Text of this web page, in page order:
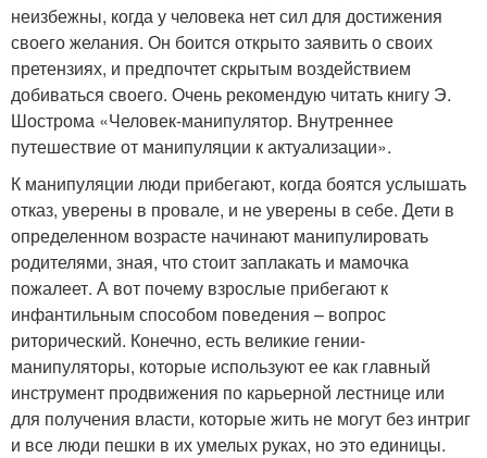
неизбежны, когда у человека нет сил для достижения
своего желания. Он боится открыто заявить о своих
претензиях, и предпочтет скрытым воздействием
добиваться своего. Очень рекомендую читать книгу Э.
Шострома «Человек-манипулятор. Внутреннее
путешествие от манипуляции к актуализации».
К манипуляции люди прибегают, когда боятся услышать
отказ, уверены в провале, и не уверены в себе. Дети в
определенном возрасте начинают манипулировать
родителями, зная, что стоит заплакать и мамочка
пожалеет. А вот почему взрослые прибегают к
инфантильным способом поведения – вопрос
риторический. Конечно, есть великие гении-
манипуляторы, которые используют ее как главный
инструмент продвижения по карьерной лестнице или
для получения власти, которые жить не могут без интриг
и все люди пешки в их умелых руках, но это единицы.